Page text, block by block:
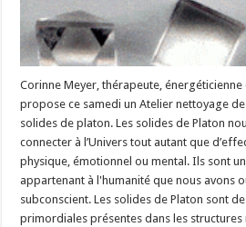
Corinne Meyer, thérapeute,
propose ce samedi un Atelier nettoyage
solides de platon. Les solides de Platon
connecter à l’Univers tout autant que
physique, émotionnel ou mental. Ils sont
appartenant à l'humanité que nous avons
subconscient. Les solides de Platon sont
primordiales présentes dans les